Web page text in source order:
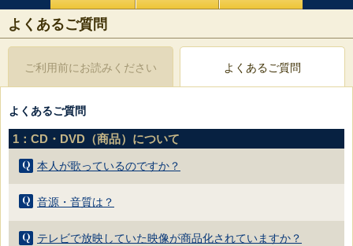
よくあるご質問
ご利用前にお読みください よくあるご質問
よくあるご質問
1：CD・DVD（商品）について
本人が歌っているのですか？
音源・音質は？
テレビで放映していた映像が商品化されていますか？